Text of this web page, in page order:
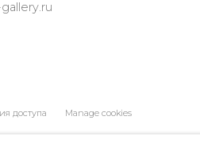
доступа Manage cookies
NOVA GALLERY SITE BY ARTLOGIC